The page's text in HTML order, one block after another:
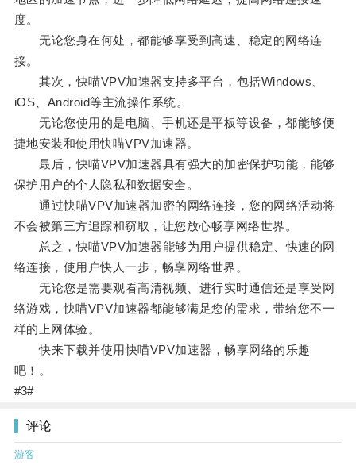
度。
无论您身在何处，都能够享受到高速、稳定的网络连
接。
其次，快喵VPV加速器支持多平台，包括Windows、
iOS、Android等主流操作系统。
无论您使用的是电脑、手机还是平板等设备，都能够便
捷地安装和使用快喵VPV加速器。
最后，快喵VPV加速器具有强大的加密保护功能，能够
保护用户的个人隐私和数据安全。
通过快喵VPV加速器加密的网络连接，您的网络活动将
不会被第三方追踪和窃取，让您放心畅享网络世界。
总之，快喵VPV加速器能够为用户提供稳定、快速的网
络连接，使用户快人一步，畅享网络世界。
无论您是需要观看高清视频、进行实时通信还是享受网
络游戏，快喵VPV加速器都能够满足您的需求，带给您不一
样的上网体验。
快来下载并使用快喵VPV加速器，畅享网络的乐趣
吧！。
#3#
评论
游客